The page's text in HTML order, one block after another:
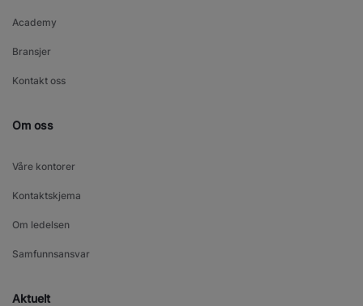
Academy
Bransjer
Kontakt oss
Om oss
Våre kontorer
Kontaktskjema
Om ledelsen
Samfunnsansvar
Aktuelt